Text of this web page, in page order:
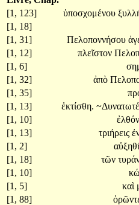
[1, 123]
ὑποσχομένου
[1, 18]
[1, 31]
Πελοποννήσου
[1, 12]
πλεῖστον
[1, 6]
[1, 32]
ἀπὸ
[1, 35]
[1, 13]
ἐκτίσθη.
[1, 10]
[1, 13]
τριήρεις
[1, 2]
[1, 18]
τῶν
[1, 10]
[1, 5]
καὶ
[1, 88]